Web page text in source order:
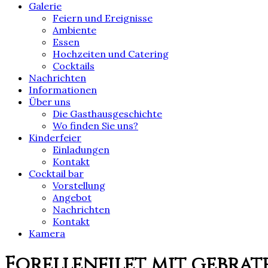
Galerie
Feiern und Ereignisse
Ambiente
Essen
Hochzeiten und Catering
Cocktails
Nachrichten
Informationen
Über uns
Die Gasthausgeschichte
Wo finden Sie uns?
Kinderfeier
Einladungen
Kontakt
Cocktail bar
Vorstellung
Angebot
Nachrichten
Kontakt
Kamera